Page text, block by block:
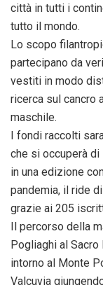
città in tutti i
tutto il mondo.
Lo scopo
partecipano da
vestiti in modo
ricerca sul cancro
maschile.
I fondi raccolti
che si occuperà
in una edizione
pandemia, il ride
grazie ai 205
Il percorso della
Pogliaghi al
intorno al Monte
Valcuvia